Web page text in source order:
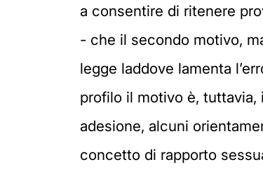
a consentire di ritenere
- che il secondo motivo,
legge laddove lamenta
profilo il motivo è,
adesione, alcuni
concetto di rapporto